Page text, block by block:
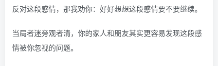
反对这段感情，那我劝你：好好想想这段感情要不要继续。
当局者迷旁观者清，你的家人和朋友其实更容易发现这段感
情被你忽视的问题。